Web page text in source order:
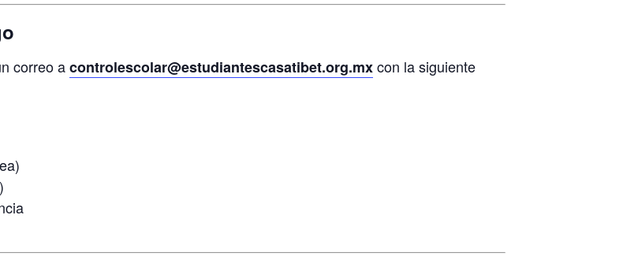
correo acontrolescolar@estudiantescasatibet.org.mxcon la siguiente